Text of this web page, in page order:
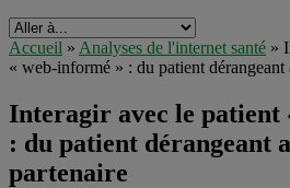
Accueil » Analyses de l'internet santé »
« web-informé » : du patient dérangeant
Interagir avec le patient
: du patient dérangeant
partenaire